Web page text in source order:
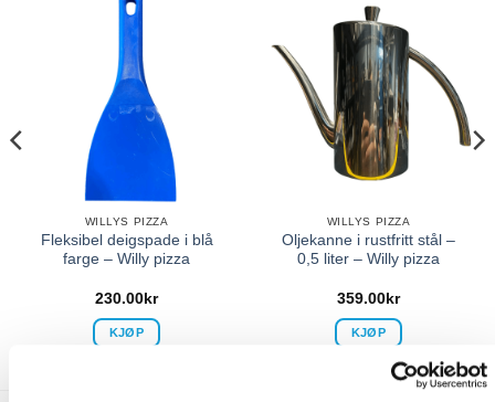
WILLYS PIZZA
Fleksibel deigspade i blå
farge – Willy pizza
230.00kr
KJØP
WILLYS PIZZA
Oljekanne i rustfritt stål –
0,5 liter – Willy pizza
359.00kr
KJØP